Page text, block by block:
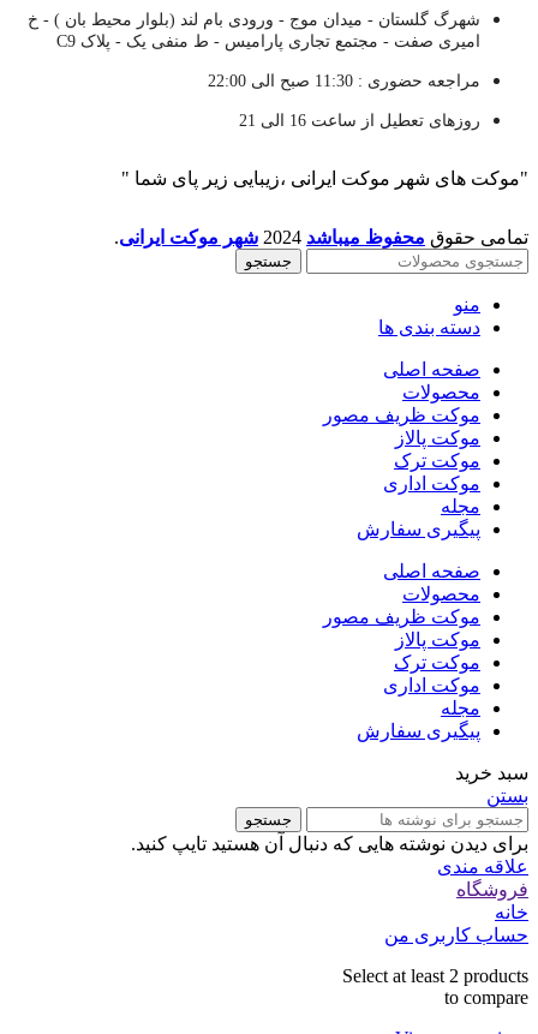
شهرگ گلستان - میدان موج - ورودی بام لند (بلوار محیط بان ) - خ
امیری صفت - مجتمع تجاری پارامیس - ط منفی یک - پلاک C9
مراجعه حضوری : 11:30 صبح الی 22:00
روزهای تعطیل از ساعت 16 الی 21
"موکت های شهر موکت ایرانی ،زیبایی زیر پای شما "
تمامی حقوق محفوظ میباشد شهر موکت ایرانی.
جستجو
منو
دسته بندی ها
صفحه اصلی
محصولات
موکت ظریف مصور
موکت پالاز
موکت ترک
موکت اداری
مجله
پیگیری سفارش
صفحه اصلی
محصولات
موکت ظریف مصور
موکت پالاز
موکت ترک
موکت اداری
مجله
پیگیری سفارش
سبد خرید
بستن
جستجو
برای دیدن نوشته هایی که دنبال آن هستید تایپ کنید.
علاقه مندی
فروشگاه
خانه
حساب کاربری من
Select at least 2 products
to compare